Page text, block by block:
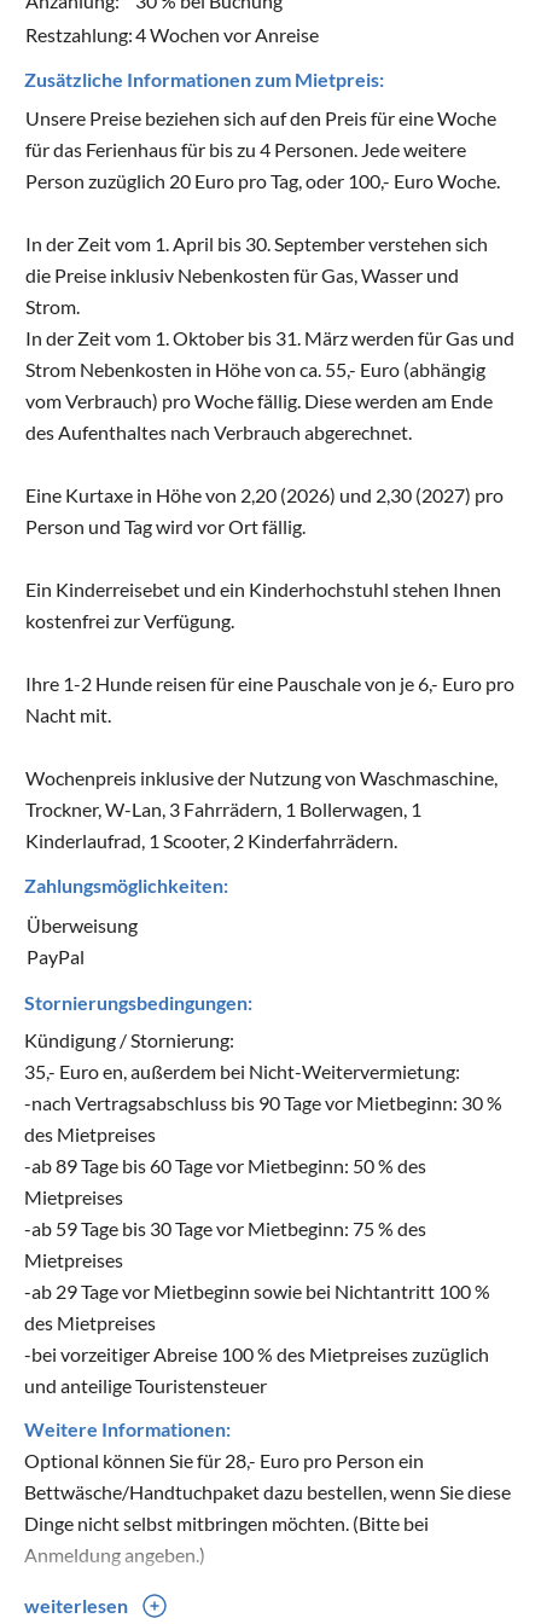
Restzahlung:4 Wochen vor Anreise
Zusätzliche Informationen zum Mietpreis:
Unsere Preise beziehen sich auf den Preis für eine Woche
für das Ferienhaus für bis zu 4 Personen. Jede weitere
Person zuzüglich 20 Euro pro Tag, oder 100,- Euro Woche.
In der Zeit vom 1. April bis 30. September verstehen sich
die Preise inklusiv Nebenkosten für Gas, Wasser und
Strom.
In der Zeit vom 1. Oktober bis 31. März werden für Gas und
Strom Nebenkosten in Höhe von ca. 55,- Euro (abhängig
vom Verbrauch) pro Woche fällig. Diese werden am Ende
des Aufenthaltes nach Verbrauch abgerechnet.
Eine Kurtaxe in Höhe von 2,20 (2026) und 2,30 (2027) pro
Person und Tag wird vor Ort fällig.
Ein Kinderreisebet und ein Kinderhochstuhl stehen Ihnen
kostenfrei zur Verfügung.
Ihre 1-2 Hunde reisen für eine Pauschale von je 6,- Euro pro
Nacht mit.
Wochenpreis inklusive der Nutzung von Waschmaschine,
Trockner, W-Lan, 3 Fahrrädern, 1 Bollerwagen, 1
Kinderlaufrad, 1 Scooter, 2 Kinderfahrrädern.
Zahlungsmöglichkeiten:
Überweisung
PayPal
Stornierungsbedingungen:
Kündigung / Stornierung:
35,- Euro en, außerdem bei Nicht-Weitervermietung:
-nach Vertragsabschluss bis 90 Tage vor Mietbeginn: 30 %
des Mietpreises
-ab 89 Tage bis 60 Tage vor Mietbeginn: 50 % des
Mietpreises
-ab 59 Tage bis 30 Tage vor Mietbeginn: 75 % des
Mietpreises
-ab 29 Tage vor Mietbeginn sowie bei Nichtantritt 100 %
des Mietpreises
-bei vorzeitiger Abreise 100 % des Mietpreises zuzüglich
und anteilige Touristensteuer
Weitere Informationen:
Optional können Sie für 28,- Euro pro Person ein
Bettwäsche/Handtuchpaket dazu bestellen, wenn Sie diese
Dinge nicht selbst mitbringen möchten. (Bitte bei
Anmeldung angeben.)
Sie finden dieses Ferienhaus (ohne Zusatzkosten) komplett
weiterlesen